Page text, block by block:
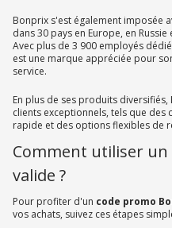
Bonprix s'est également imposée
dans 30 pays en Europe, en
Avec plus de 3 900 employés
est une marque appréciée pour
service.
En plus de ses produits
clients exceptionnels, tels que des
rapide et des options flexibles de
Comment utiliser
valide ?
Pour profiter d'un code promo
vos achats, suivez ces étapes